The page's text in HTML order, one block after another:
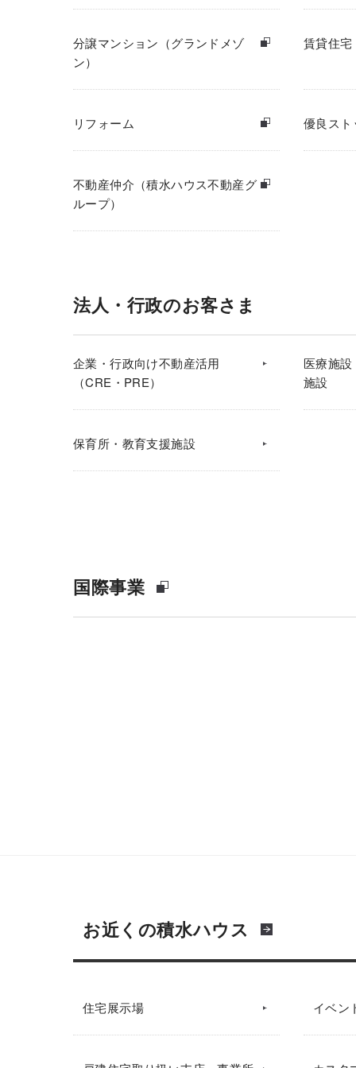
分譲マンション（グランドメゾ
ン）
賃貸住
リフォーム 優良ス
不動産仲介（積水ハウス不動産グ
ループ）
法人・行政のお客さま
企業・行政向け不動産活用
（CRE・PRE）
医療施
施設
保育所・教育支援施設
国際事業
お近くの積水ハウス
住宅展示場 イベン